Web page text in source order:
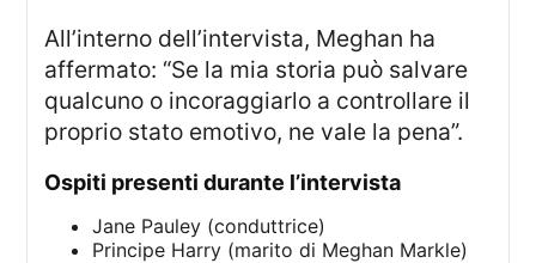
All’interno dell’intervista, Meghan ha
affermato: “Se la mia storia può salvare
qualcuno o incoraggiarlo a controllare il
proprio stato emotivo, ne vale la pena”.
Ospiti presenti durante l’intervista
Jane Pauley (conduttrice)
Principe Harry (marito di Meghan Markle)